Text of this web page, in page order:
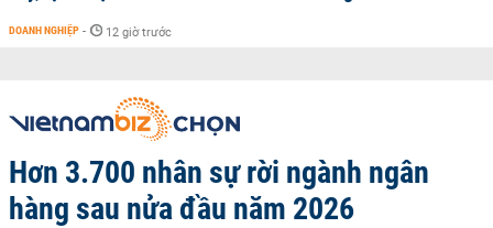
DOANH NGHIỆP - 12 giờ trước
Hơn 3.700 nhân sự rời ngành ngân
hàng sau nửa đầu năm 2026